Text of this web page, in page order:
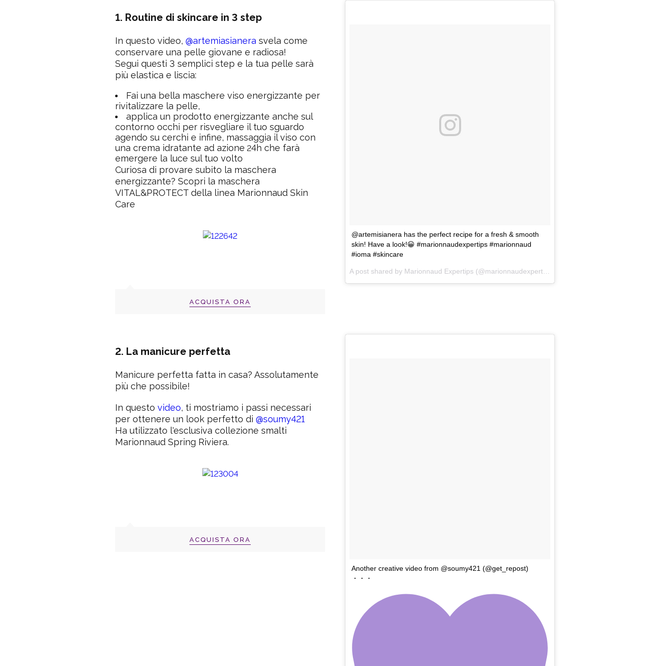
1. Routine di skincare in 3 step
In questo video, @artemiasianera svela come
conservare una pelle giovane e radiosa!
Segui questi 3 semplici step e la tua pelle sarà
più elastica e liscia:
Fai una bella maschere viso energizzante per
rivitalizzare la pelle,
applica un prodotto energizzante anche sul
contorno occhi per risvegliare il tuo sguardo
agendo su cerchi e infine, massaggia il viso con
una crema idratante ad azione 24h che farà
emergere la luce sul tuo volto
Curiosa di provare subito la maschera
energizzante? Scopri la maschera
VITAL&PROTECT della linea Marionnaud Skin
Care
ACQUISTA ORA
@artemisianera has the perfect recipe for a fresh & smooth
skin! Have a look!😀 #marionnaudexpertips #marionnaud
#ioma #skincare
A post shared by Marionnaud Expertips (@marionnaudexpertips) on
2. La manicure perfetta
Manicure perfetta fatta in casa? Assolutamente
più che possibile!
In questo video, ti mostriamo i passi necessari
per ottenere un look perfetto di @soumy421
Ha utilizzato l'esclusiva collezione smalti
Marionnaud Spring Riviera.
ACQUISTA ORA
Another creative video from @soumy421 (@get_repost)
・・・